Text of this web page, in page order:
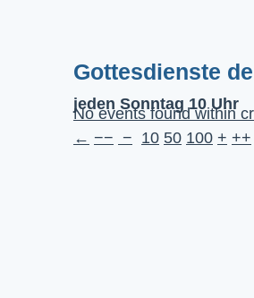
Gottesdienste
jeden Sonntag 10 Uhr
No events found within
← −− − 10 50 100 + ++